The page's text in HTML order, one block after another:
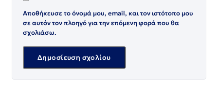
Αποθήκευσε το όνομά μου, email, και τον ιστότοπο μου
σε αυτόν τον πλοηγό για την επόμενη φορά που θα
σχολιάσω.